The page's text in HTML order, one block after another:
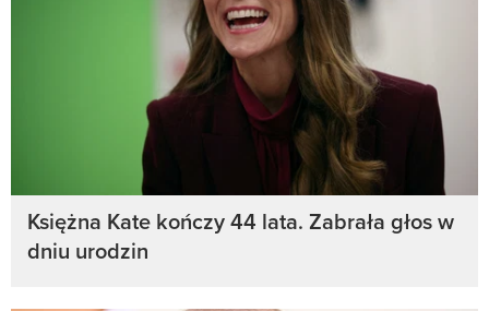
Księżna Kate kończy 44 lata. Zabrała głos w
dniu urodzin